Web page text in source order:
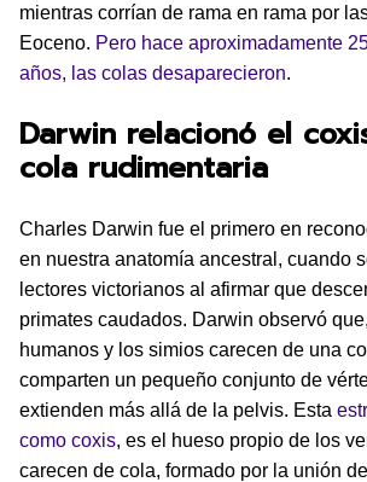
mientras corrían de rama en rama por
Eoceno. Pero hace aproximadamente
años, las colas desaparecieron.
Darwin relacionó el
cola rudimentaria
Charles Darwin fue el primero en
en nuestra anatomía ancestral, cuando
lectores victorianos al afirmar que
primates caudados. Darwin observó
humanos y los simios carecen de una
comparten un pequeño conjunto de
extienden más allá de la pelvis. Esta
como coxis, es el hueso propio de los
carecen de cola, formado por la unión